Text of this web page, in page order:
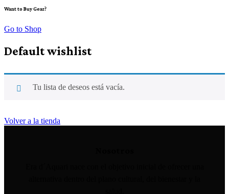
Want to Buy Gear?
Go to Shop
Default wishlist
Tu lista de deseos está vacía.
Volver a la tienda